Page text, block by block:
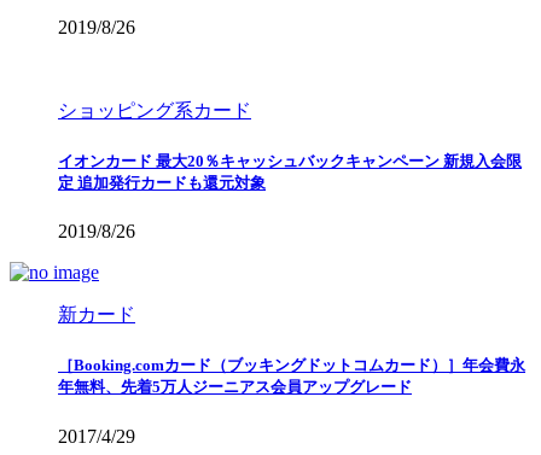
2019/8/26
ショッピング系カード
イオンカード 最大20％キャッシュバックキャンペーン 新規入会限
定 追加発行カードも還元対象
2019/8/26
新カード
［Booking.comカード（ブッキングドットコムカード）］年会費永
年無料、先着5万人ジーニアス会員アップグレード
2017/4/29